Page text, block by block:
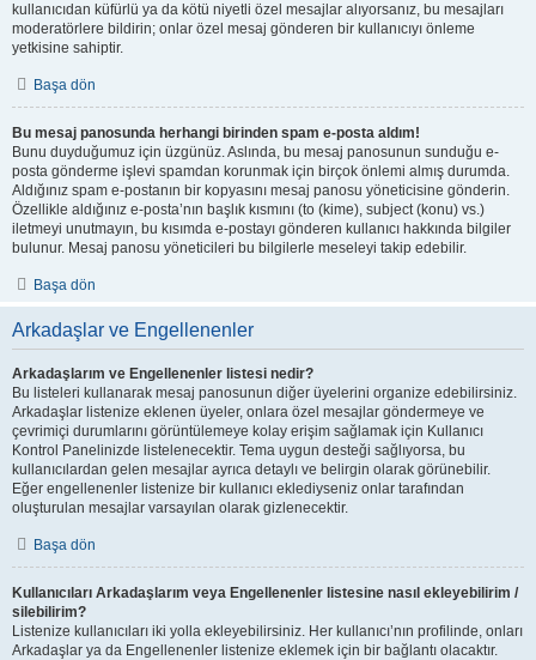
kullanıcıdan küfürlü ya da kötü niyetli özel mesajlar alıyorsanız, bu mesajları
moderatörlere bildirin; onlar özel mesaj gönderen bir kullanıcıyı önleme
yetkisine sahiptir.
Başa dön
Bu mesaj panosunda herhangi birinden spam e-posta aldım!
Bunu duyduğumuz için üzgünüz. Aslında, bu mesaj panosunun sunduğu e-
posta gönderme işlevi spamdan korunmak için birçok önlemi almış durumda.
Aldığınız spam e-postanın bir kopyasını mesaj panosu yöneticisine gönderin.
Özellikle aldığınız e-posta’nın başlık kısmını (to (kime), subject (konu) vs.)
iletmeyi unutmayın, bu kısımda e-postayı gönderen kullanıcı hakkında bilgiler
bulunur. Mesaj panosu yöneticileri bu bilgilerle meseleyi takip edebilir.
Başa dön
Arkadaşlar ve Engellenenler
Arkadaşlarım ve Engellenenler listesi nedir?
Bu listeleri kullanarak mesaj panosunun diğer üyelerini organize edebilirsiniz.
Arkadaşlar listenize eklenen üyeler, onlara özel mesajlar göndermeye ve
çevrimiçi durumlarını görüntülemeye kolay erişim sağlamak için Kullanıcı
Kontrol Panelinizde listelenecektir. Tema uygun desteği sağlıyorsa, bu
kullanıcılardan gelen mesajlar ayrıca detaylı ve belirgin olarak görünebilir.
Eğer engellenenler listenize bir kullanıcı eklediyseniz onlar tarafından
oluşturulan mesajlar varsayılan olarak gizlenecektir.
Başa dön
Kullanıcıları Arkadaşlarım veya Engellenenler listesine nasıl ekleyebilirim /
silebilirim?
Listenize kullanıcıları iki yolla ekleyebilirsiniz. Her kullanıcı’nın profilinde, onları
Arkadaşlar ya da Engellenenler listenize eklemek için bir bağlantı olacaktır.